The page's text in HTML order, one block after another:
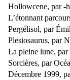
Hollowcene, par -
L’étonnant
Pergélisol, par
Plesiosaurus, par
La pleine lune,
Sorcières, par
Décembre 1999,